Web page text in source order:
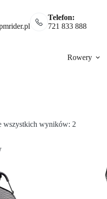
Telefon:
721 833 888
Rowery
wszystkich wyników: 2